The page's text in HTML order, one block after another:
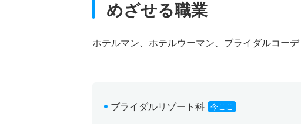
めざせる職業
ホテルマン、ホテルウーマン ブライダルコー
ブライダルリゾート科 今ここ